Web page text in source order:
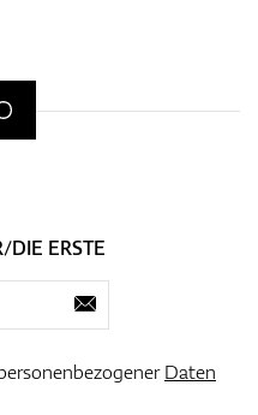
DIE ERSTE
Daten